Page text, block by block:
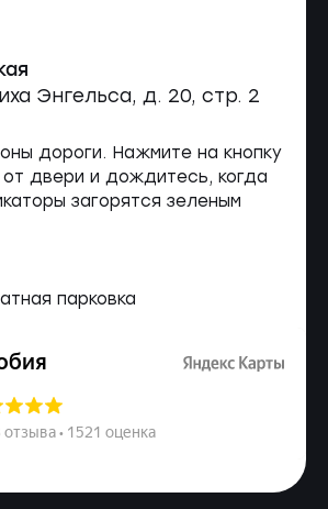
Энгельса, д. 20, стр. 2
дороги. Нажмите на кнопку
от двери и дождитесь, когда
загорятся зеленым
парковка